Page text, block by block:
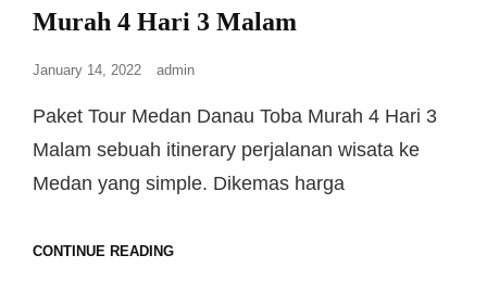
Murah 4 Hari 3 Malam
January 14, 2022 admin
Paket Tour Medan Danau Toba Murah 4 Hari 3
Malam sebuah itinerary perjalanan wisata ke
Medan yang simple. Dikemas harga
CONTINUE READING